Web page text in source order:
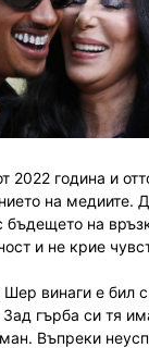
2022 година и
на медиите.
бъдещето на
и не крие
винаги е бил
гърба си тя
Въпреки